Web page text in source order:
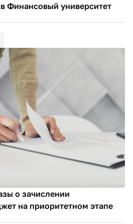
Финансовый университет
о зачислении
на приоритетном этапе